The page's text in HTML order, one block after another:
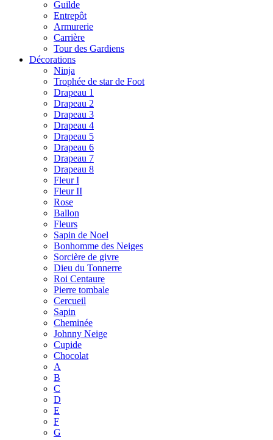
Guilde
Entrepôt
Armurerie
Carrière
Tour des Gardiens
Décorations
Ninja
Trophée de star de Foot
Drapeau 1
Drapeau 2
Drapeau 3
Drapeau 4
Drapeau 5
Drapeau 6
Drapeau 7
Drapeau 8
Fleur I
Fleur II
Rose
Ballon
Fleurs
Sapin de Noel
Bonhomme des Neiges
Sorcière de givre
Dieu du Tonnerre
Roi Centaure
Pierre tombale
Cercueil
Sapin
Cheminée
Johnny Neige
Cupide
Chocolat
A
B
C
D
E
F
G